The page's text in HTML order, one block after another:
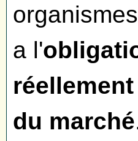
a l'
du marché